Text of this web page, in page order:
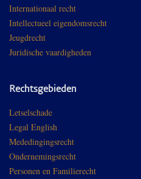
Internationaal recht
Intellectueel eigendomsrecht
Jeugdrecht
Juridische vaardigheden
Rechtsgebieden
Letselschade
Legal English
Mededingingsrecht
Ondernemingsrecht
Personen en Familierecht